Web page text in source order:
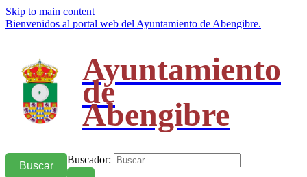
Skip to main content
Bienvenidos al portal web del Ayuntamiento de Abengibre.
Ayuntamiento
de
Abengibre
Buscador:
Buscar